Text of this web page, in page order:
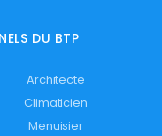
DU BTP
Architecte
Climaticien
Menuisier